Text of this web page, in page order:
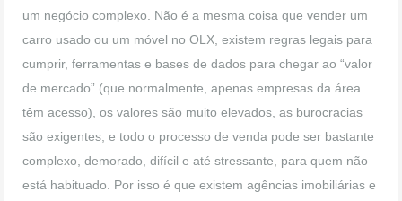
um negócio complexo. Não é a mesma coisa que vender um
carro usado ou um móvel no OLX, existem regras legais para
cumprir, ferramentas e bases de dados para chegar ao “valor
de mercado” (que normalmente, apenas empresas da área
têm acesso), os valores são muito elevados, as burocracias
são exigentes, e todo o processo de venda pode ser bastante
complexo, demorado, difícil e até stressante, para quem não
está habituado. Por isso é que existem agências imobiliárias e